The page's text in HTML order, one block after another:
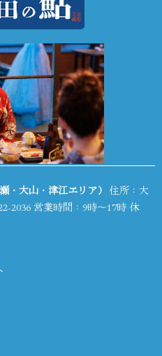
・大山・津江エリア） 住所：大
2036 営業時間：9時～17時 休